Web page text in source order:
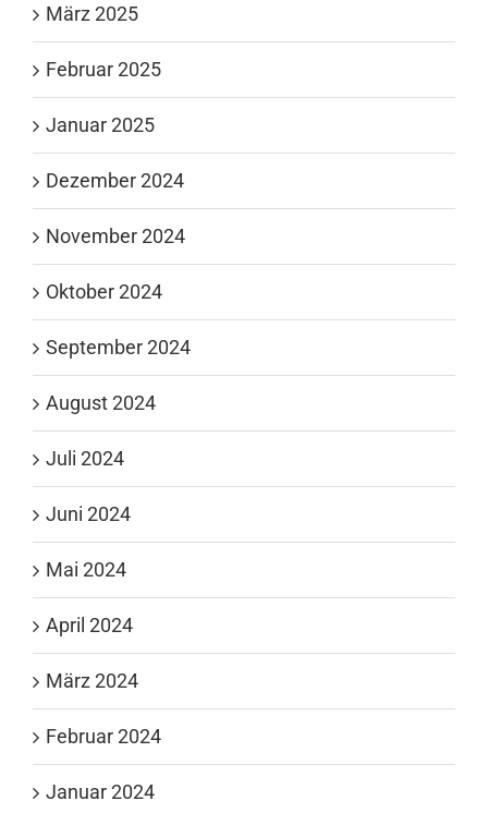
März 2025
Februar 2025
Januar 2025
Dezember 2024
November 2024
Oktober 2024
September 2024
August 2024
Juli 2024
Juni 2024
Mai 2024
April 2024
März 2024
Februar 2024
Januar 2024